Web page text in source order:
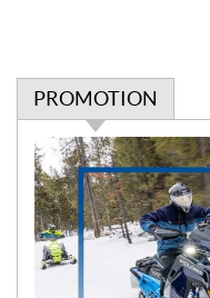
PROMOTION
P
r
o
m
o
t